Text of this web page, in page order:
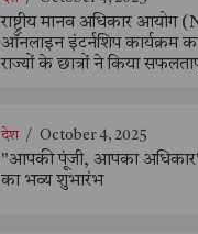
राष्ट्रीय मानव अधिकार
ऑनलाइन इंटर्नशिप कार्यक्रम
राज्यों के छात्रों ने किया
देश / October 4, 2025
"आपकी पूंजी, आपका
का भव्य शुभारंभ